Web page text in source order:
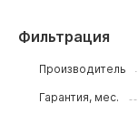
Фильтрация
Производитель
Гарантия, мес.